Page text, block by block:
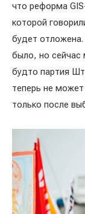
что реформа
которой
будет
было, но сейчас
будто партия
теперь не
только после